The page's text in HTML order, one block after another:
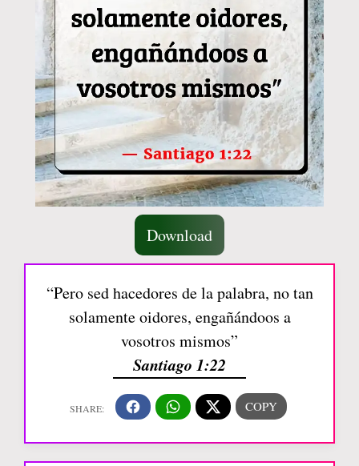
Download
“Pero sed hacedores de la palabra, no tan
solamente oidores, engañándoos a
vosotros mismos”
Santiago 1:22